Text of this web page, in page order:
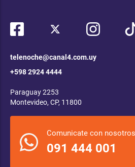
telenoche@canal4.com.uy
+598 2924 4444
Paraguay 2253
Montevideo, CP, 11800
Comunicate con
091 444 001